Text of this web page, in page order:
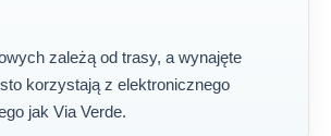
zależą od trasy, a wynajęte
korzystają z elektronicznego
jak Via Verde.